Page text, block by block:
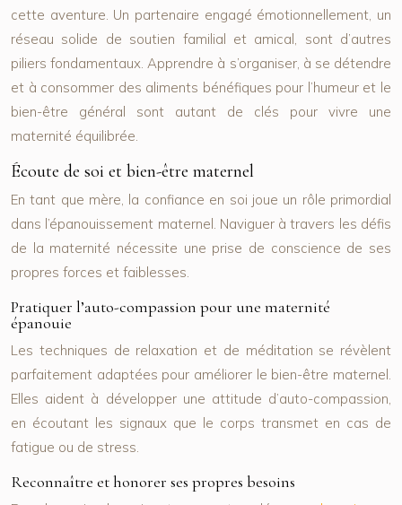
cette aventure. Un partenaire engagé émotionnellement, un
réseau solide de soutien familial et amical, sont d’autres
piliers fondamentaux. Apprendre à s’organiser, à se détendre
et à consommer des aliments bénéfiques pour l’humeur et le
bien-être général sont autant de clés pour vivre une
maternité équilibrée.
Écoute de soi et bien-être maternel
En tant que mère, la confiance en soi joue un rôle primordial
dans l’épanouissement maternel. Naviguer à travers les défis
de la maternité nécessite une prise de conscience de ses
propres forces et faiblesses.
Pratiquer l’auto-compassion pour une maternité
épanouie
Les techniques de relaxation et de méditation se révèlent
parfaitement adaptées pour améliorer le bien-être maternel.
Elles aident à développer une attitude d’auto-compassion,
en écoutant les signaux que le corps transmet en cas de
fatigue ou de stress.
Reconnaître et honorer ses propres besoins